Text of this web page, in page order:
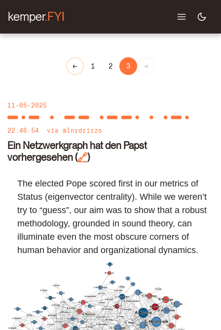
kemper.FYI
← 1 2 3 →
11-05-2025
22:46:54 via @lnrdrizzo
Ein Netzwerkgraph hat den Papst
vorhergesehen(🔗)
The elected Pope scored first in our metrics of
Status (eigenvector centrality). While we weren’t
try to “guess”, our aim was to show that a robust
methodology, grounded in sound theory, can
illuminate even the most obscure corners of
human behavior and organizational dynamics.